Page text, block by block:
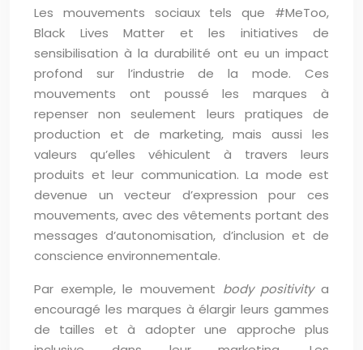
Les mouvements sociaux tels que #MeToo,
Black Lives Matter et les initiatives de
sensibilisation à la durabilité ont eu un impact
profond sur l’industrie de la mode. Ces
mouvements ont poussé les marques à
repenser non seulement leurs pratiques de
production et de marketing, mais aussi les
valeurs qu’elles véhiculent à travers leurs
produits et leur communication. La mode est
devenue un vecteur d’expression pour ces
mouvements, avec des vêtements portant des
messages d’autonomisation, d’inclusion et de
conscience environnementale.
Par exemple, le mouvement body positivitya
encouragé les marques à élargir leurs gammes
de tailles et à adopter une approche plus